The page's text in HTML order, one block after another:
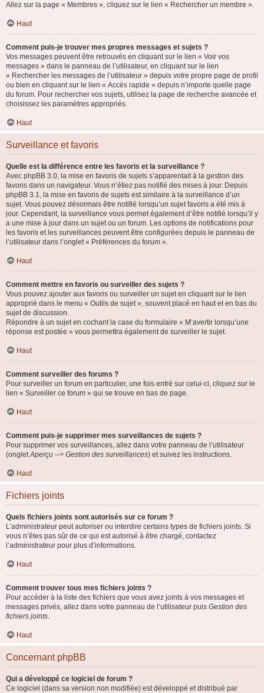
Allez sur la page « Membres », cliquez sur le lien « Rechercher un membre ».
Haut
Comment puis-je trouver mes propres messages et sujets ?
Vos messages peuvent être retrouvés en cliquant sur le lien « Voir vos
messages » dans le panneau de l’utilisateur, en cliquant sur le lien
« Rechercher les messages de l’utilisateur » depuis votre propre page de profil
ou bien en cliquant sur le lien « Accès rapide » depuis n’importe quelle page
du forum. Pour rechercher vos sujets, utilisez la page de recherche avancée et
choisissez les paramètres appropriés.
Haut
Surveillance et favoris
Quelle est la différence entre les favoris et la surveillance ?
Avec phpBB 3.0, la mise en favoris de sujets s’apparentait à la gestion des
favoris dans un navigateur. Vous n’étiez pas notifié des mises à jour. Depuis
phpBB 3.1, la mise en favoris de sujets est similaire à la surveillance d’un
sujet. Vous pouvez désormais être notifié lorsqu’un sujet favoris a été mis à
jour. Cependant, la surveillance vous permet également d’être notifié lorsqu’il y
a une mise à jour dans un sujet ou un forum. Les options de notifications pour
les favoris et les surveillances peuvent être configurées depuis le panneau de
l’utilisateur dans l’onglet « Préférences du forum ».
Haut
Comment mettre en favoris ou surveiller des sujets ?
Vous pouvez ajouter aux favoris ou surveiller un sujet en cliquant sur le lien
approprié dans le menu « Outils de sujet », souvent placé en haut et en bas du
sujet de discussion.
Répondre à un sujet en cochant la case du formulaire « M’avertir lorsqu’une
réponse est postée » vous permettra également de surveiller le sujet.
Haut
Comment surveiller des forums ?
Pour surveiller un forum en particulier, une fois entré sur celui-ci, cliquez sur le
lien « Surveiller ce forum » qui se trouve en bas de page.
Haut
Comment puis-je supprimer mes surveillances de sujets ?
Pour supprimer vos surveillances, allez dans votre panneau de l’utilisateur
(ongletAperçu --> Gestion des surveillances) et suivez les instructions.
Haut
Fichiers joints
Quels fichiers joints sont autorisés sur ce forum ?
L’administrateur peut autoriser ou interdire certains types de fichiers joints. Si
vous n’êtes pas sûr de ce qui est autorisé à être chargé, contactez
l’administrateur pour plus d’informations.
Haut
Comment trouver tous mes fichiers joints ?
Pour accéder à la liste des fichiers que vous avez joints à vos messages et
messages privés, allez dans votre panneau de l’utilisateur puis Gestion des
fichiers joints.
Haut
Concernant phpBB
Qui a développé ce logiciel de forum ?
Ce logiciel (dans sa version non modifiée) est développé et distribué par